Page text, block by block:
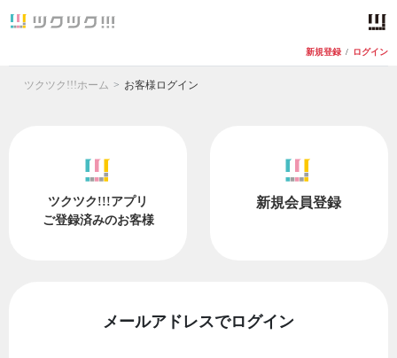
新規登録 / ログイン
ツクツク!!!ホーム お客様ログイン
ツクツク!!!アプリ
ご登録済みのお客様
新規会員登録
メールアドレスでログイン